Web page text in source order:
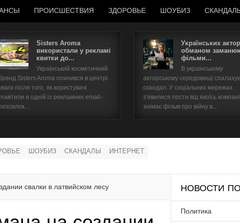
ПРОИСШЕСТВИЯ ЗДОРОВЬЕ ШОУБИЗ
Sisters Aroma
використали у рекламі
квитки до...
Український косметичний
Sisters Aroma опинився в центрі
після того, як користувачі
в одній із рекламних email-
Українських
обманом
фільми...
В українському
акторському середовищі спалахує
скандал. У соціальних мережах
з'явилися пости від якоїсь
знімає фільм про війну в...
ШОУБИЗ СКАНДАЛЫ ИНТЕРНЕТ
свалки в латвийском лесу НОВОСТИ
Политика
Имя пользователя
Забыли имя пользователя?